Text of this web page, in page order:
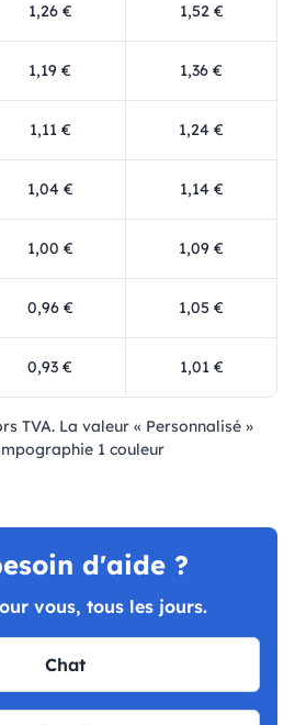
1,26 € 1,52 €
1,19 € 1,36 €
1,11 € 1,24 €
1,04 € 1,14 €
1,00 € 1,09 €
0,96 € 1,05 €
0,93 € 1,01 €
TVA. La valeur « Personnalisé »
1 couleur
d'aide ?
vous, tous les jours.
Chat